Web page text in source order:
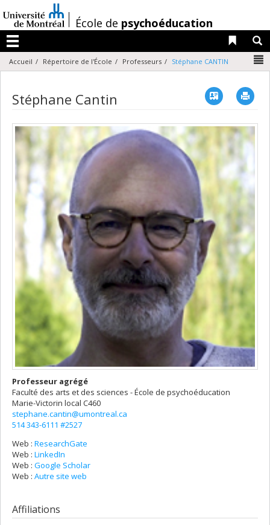
au
contenu
/École de psychoéducation
Menu
Liens
Accueil Répertoire de l'École Professeurs Stéphane CANTIN
Stéphane Cantin Vcard
Professeur agrégé
Faculté des arts et des sciences - École de psychoéducation
Marie-Victorin local C460
stephane.cantin@umontreal.ca
514 343-6111 #2527
Web : ResearchGate
Web : LinkedIn
Web : Google Scholar
Web : Autre site web
Affiliations